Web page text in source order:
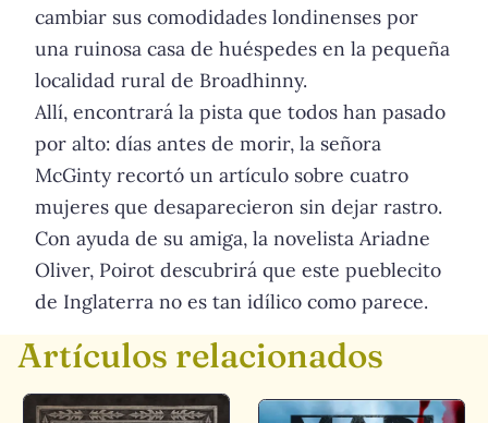
cambiar sus comodidades londinenses por
una ruinosa casa de huéspedes en la pequeña
localidad rural de Broadhinny.
Allí, encontrará la pista que todos han pasado
por alto: días antes de morir, la señora
McGinty recortó un artículo sobre cuatro
mujeres que desaparecieron sin dejar rastro.
Con ayuda de su amiga, la novelista Ariadne
Oliver, Poirot descubrirá que este pueblecito
de Inglaterra no es tan idílico como parece.
Artículos relacionados